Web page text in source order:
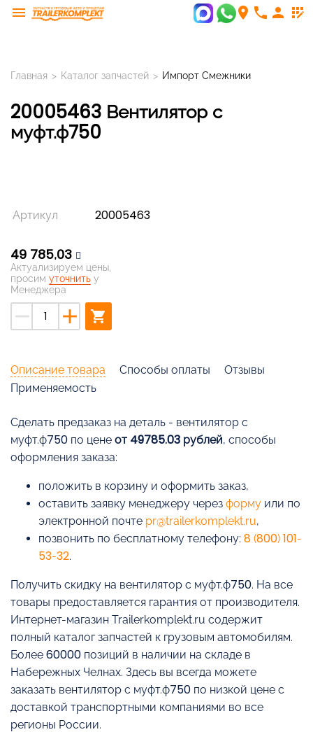
menu room phone person app_registration
Главная > Каталог запчастей > Импорт Смежники
20005463 Вентилятор с
муфт.ф750
Артикул 20005463
49 785,03
Актуализируем цены,
просим уточнить у
Менеджера
remove add shopping_cart
Описание товара Способы оплаты
Отзывы
Применяемость
Cделать предзаказ на деталь - вентилятор с
муфт.ф750 по цене от 49785.03 рублей, способы
оформления заказа:
положить в корзину и оформить заказ,
оставить заявку менеджеру через форму или по
электронной почте pr@trailerkomplekt.ru,
позвонить по бесплатному телефону: 8 (800) 101-
53-32.
Получить скидку на вентилятор с муфт.ф750. На все
товары предоставляется гарантия от производителя.
Интернет-магазин Trailerkomplekt.ru содержит
полный каталог запчастей к грузовым автомобилям.
Более 60000 позиций в наличии на складе в
Набережных Челнах. Здесь вы всегда можете
заказать вентилятор с муфт.ф750 по низкой цене с
доставкой транспортными компаниями во все
регионы России.